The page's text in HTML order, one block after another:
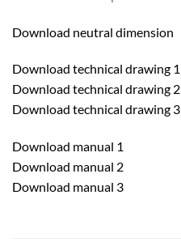
Download neutral dimension
Download technical drawing 1
Download technical drawing 2
Download technical drawing 3
Download manual 1
Download manual 2
Download manual 3